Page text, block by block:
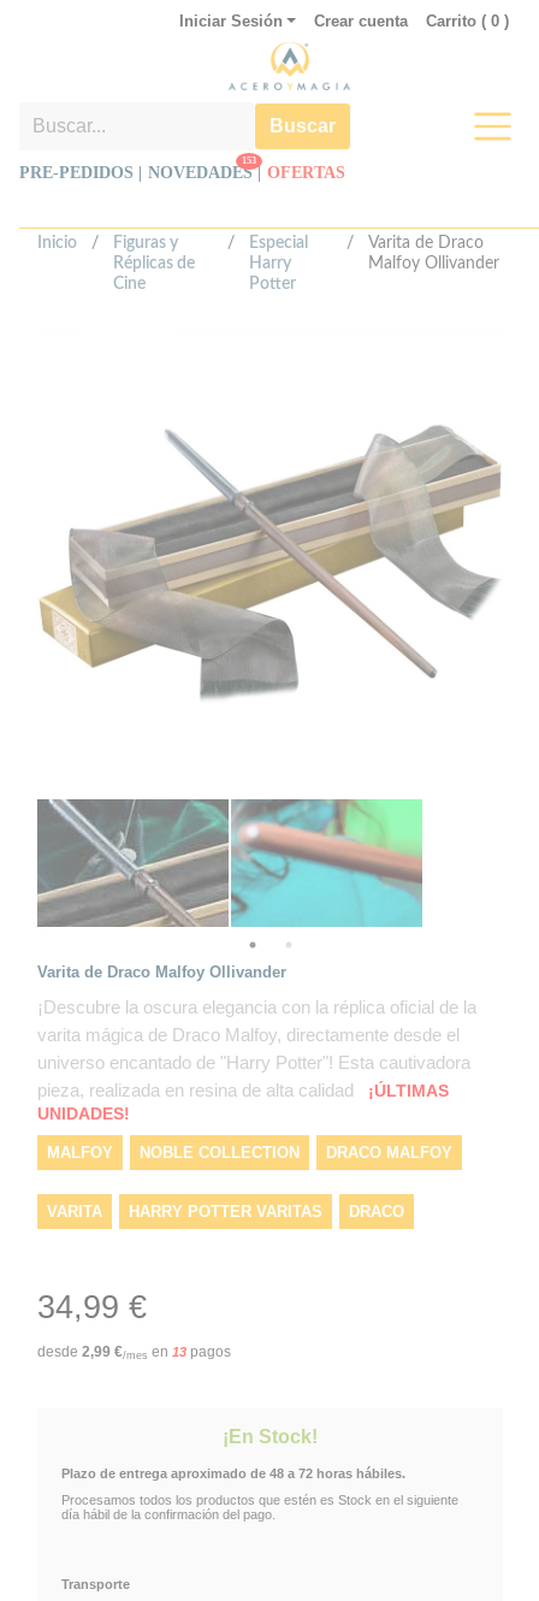
Carrito ( 0 )
Crear cuenta
Iniciar Sesión
Buscar
PRE-PEDIDOS | NOVEDADES
153
| OFERTAS
Inicio /
Figuras y
Réplicas de
Cine
/
Especial
Harry
Potter
/ Varita de Draco
Malfoy Ollivander
Varita de Draco Malfoy Ollivander
¡Descubre la oscura elegancia con la réplica oficial de la
varita mágica de Draco Malfoy, directamente desde el
universo encantado de "Harry Potter"! Esta cautivadora
pieza, realizada en resina de alta calidad
¡ÚLTIMAS
UNIDADES!
MALFOY NOBLE COLLECTION DRACO MALFOY
VARITA HARRY POTTER VARITAS DRACO
34,99 €
desde 2,99 €/mes en 13 pagos
¡En Stock!
Plazo de entrega aproximado de 48 a 72 horas hábiles.
Procesamos todos los productos que estén es Stock en el siguiente
día hábil de la confirmación del pago.
Transporte